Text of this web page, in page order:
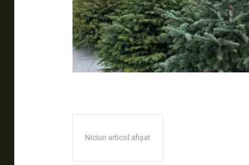
Niciun articol afișat